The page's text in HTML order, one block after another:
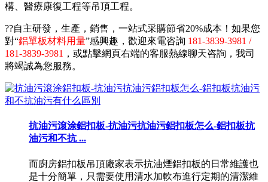
構、醫療康復工程等吊頂工程。
??自主研發，生產，銷售，一站式采購節省20%成本！如果您
對“鋁單板材料用量”感興趣，歡迎來電咨詢 181-3839-3981 /
181-3839-3981 ，或點擊網頁右端的客服熱線聊天咨詢，我司
將竭誠為您服務。
抗油污滾涂鋁扣板-抗油污抗油污鋁扣板怎么-鋁扣板抗
油污和不抗 ...
而廚房鋁扣板吊頂廠家表示抗油煙鋁扣板的日常維護也
是十分簡單，只需要使用清水加軟布進行定期的清潔維